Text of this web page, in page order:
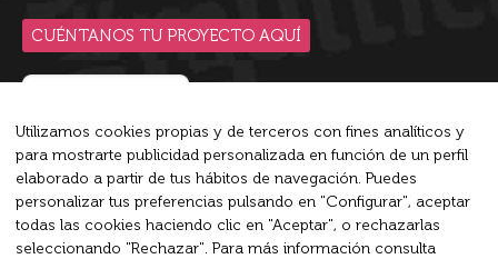
CUÉNTANOS TU PROYECTO AQUÍ
Blip es la plataforma de conversaciones inteligente líder
del mercado que empodera a las empresas a conversar en
su máximo potencial.
Utilizamos cookies propias y de terceros con fines analíticos y
para mostrarte publicidad personalizada en función de un perfil
elaborado a partir de tus hábitos de navegación. Puedes
personalizar tus preferencias pulsando en "Configurar", aceptar
todas las cookies haciendo clic en "Aceptar", o rechazarlas
seleccionando "Rechazar". Para más información consulta